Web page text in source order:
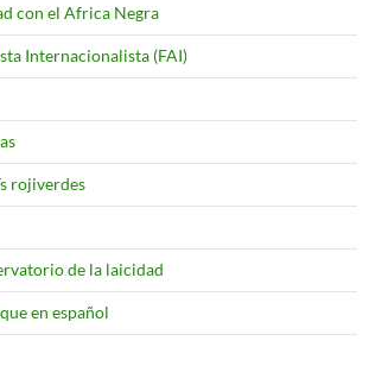
con el Africa Negra
Internacionalista (FAI)
rojiverdes
de la laicidad
en español